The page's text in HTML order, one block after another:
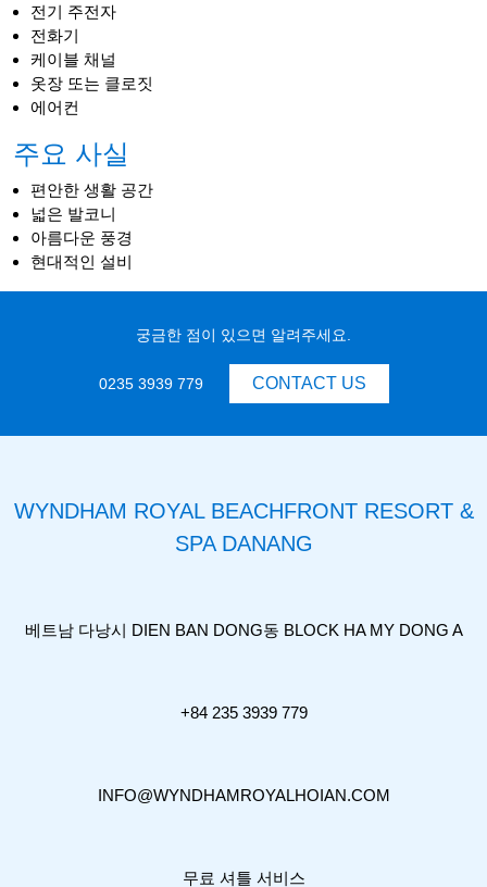
전기 주전자
전화기
케이블 채널
옷장 또는 클로짓
에어컨
주요 사실
편안한 생활 공간
넓은 발코니
아름다운 풍경
현대적인 설비
궁금한 점이 있으면 알려주세요.
0235 3939 779 CONTACT US
WYNDHAM ROYAL BEACHFRONT RESORT &
SPA DANANG
베트남 다낭시 DIEN BAN DONG동 BLOCK HA MY DONG A
+84 235 3939 779
INFO@WYNDHAMROYALHOIAN.COM
무료 셔틀 서비스